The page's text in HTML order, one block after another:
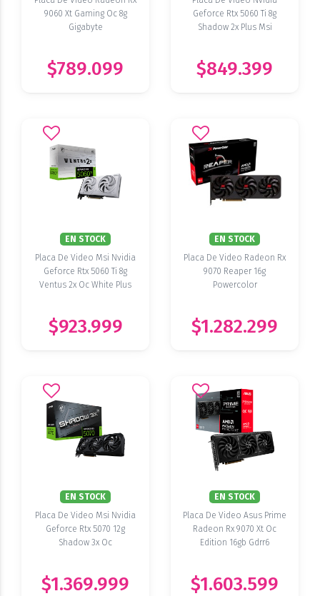
9060 Xt Gaming Oc 8g
Gigabyte
$789.099
Geforce Rtx 5060 Ti 8g
Shadow 2x Plus Msi
$849.399
EN STOCK
Placa De Video Msi Nvidia
Geforce Rtx 5060 Ti 8g
Ventus 2x Oc White Plus
$923.999
EN STOCK
Placa De Video Radeon Rx
9070 Reaper 16g
Powercolor
$1.282.299
EN STOCK
Placa De Video Msi Nvidia
Geforce Rtx 5070 12g
Shadow 3x Oc
$1.369.999
EN STOCK
Placa De Video Asus Prime
Radeon Rx 9070 Xt Oc
Edition 16gb Gdrr6
$1.603.599